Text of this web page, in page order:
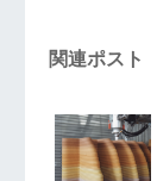
関連ポスト